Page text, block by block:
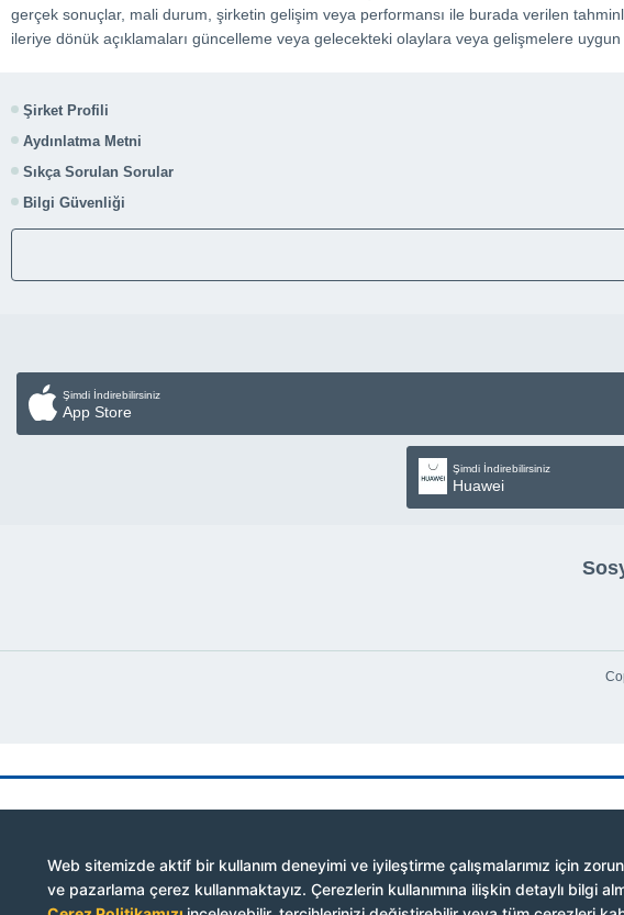
gerçek sonuçlar, mali durum, şirketin gelişim veya performansı ile burada verilen
ileriye dönük açıklamaları güncelleme veya gelecekteki olaylara veya gelişmelere
Şirket Profili
Aydınlatma Metni
Sıkça Sorulan Sorular
Bilgi Güvenliği
Şimdi İndirebilirsiniz
App Store
Şimdi İndirebilirsiniz
Huawei
Web sitemizde aktif bir kullanım deneyimi ve iyileştirme çalışmalarımız için
ve pazarlama çerez kullanmaktayız. Çerezlerin kullanımına ilişkin detaylı bilgi